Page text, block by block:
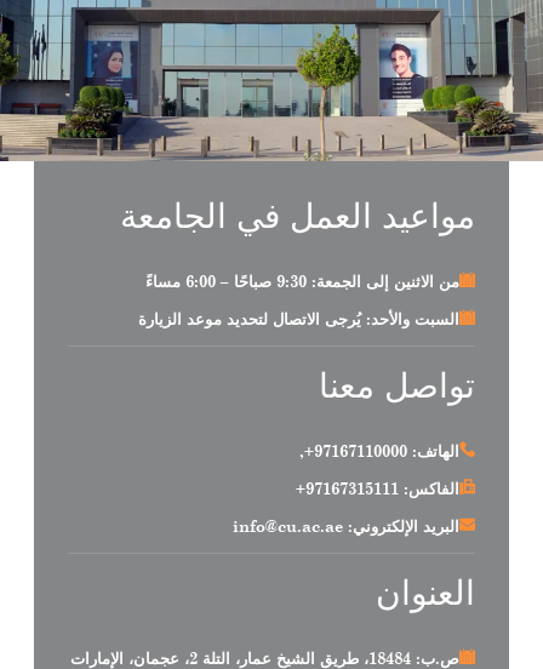
مواعيد العمل في الجامعة
من الاثنين إلى الجمعة: 9:30 صباحًا – 6:00 مساءً
السبت والأحد: يُرجى الاتصال لتحديد موعد الزيارة
تواصل معنا
الهاتف: 97167110000+
,
الفاكس: 97167315111+
البريد الإلكتروني: info@cu.ac.ae
العنوان
ص.ب: 18484، طريق الشيخ عمار، التلة 2، عجمان، الإمارات